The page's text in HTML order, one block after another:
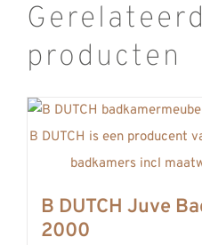
producten
B DUTCH Juve
2000